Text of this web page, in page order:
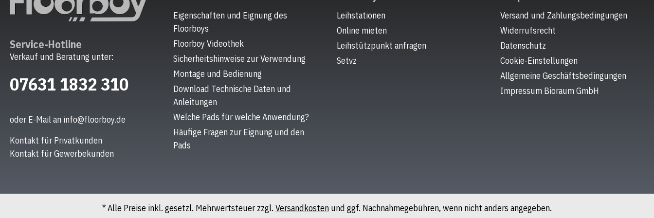
Service-Hotline
Verkauf und Beratung unter:
07631 1832 310
oder E-Mail an info@floorboy.de
Kontakt für Privatkunden
Kontakt für Gewerbekunden
Eigenschaften und Eignung des
Floorboys
Floorboy Videothek
Sicherheitshinweise zur Verwendung
Montage und Bedienung
Download Technische Daten und
Anleitungen
Welche Pads für welche Anwendung?
Häufige Fragen zur Eignung und den
Pads
Leihstationen
Online mieten
Leihstützpunkt anfragen
Setvz
Versand und Zahlungsbedingungen
Widerrufsrecht
Datenschutz
Cookie-Einstellungen
Allgemeine Geschäftsbedingungen
Impressum Bioraum GmbH
* Alle Preise inkl. gesetzl. Mehrwertsteuer zzgl. Versandkosten und ggf. Nachnahmegebühren, wenn nicht anders angegeben.